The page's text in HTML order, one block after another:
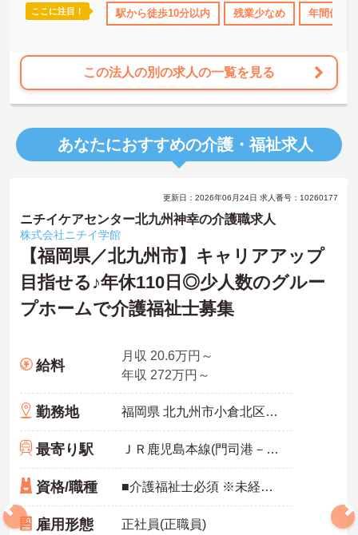
・賞与あり 社会保険完備 交通費支給 退職金制度あり
ここに注目！ 駅から徒歩10分以内 残業少なめ 年間休日
この法人の別の求人の一覧を見る
あなたにおすすめの介護・福祉求人
更新日：2026年06月24日 求人番号：10260177
ニチイケアセンター北九州神幸の介護職求人
株式会社ニチイ学館
【福岡県／北九州市】キャリアアップ
目指せる♪年休110日◎少人数のグルー
プホームで介護福祉士募集
給料
月収 20.6万円～
年収 272万円～
勤務地 福岡県 北九州市小倉北区 神幸町3-29
最寄り駅 ＪＲ鹿児島本線(門司港－八代)「小倉(福岡)駅」バス・車7分
資格/職種 ■介護福祉士必須 ※未経験・ブランク可
雇用形態 正社員(正職員)